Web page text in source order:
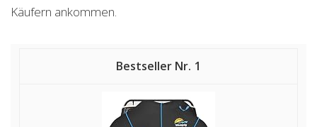
Käufern ankommen.
1